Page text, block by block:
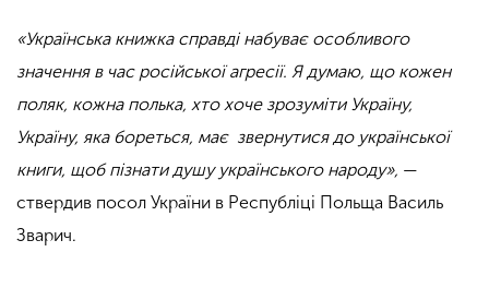
«Українська книжка справді набуває особливого
значення в час російської агресії. Я думаю, що кожен
поляк, кожна полька, хто хоче зрозуміти Україну,
Україну, яка бореться, має звернутися до української
книги, щоб пізнати душу українського народу», —
ствердив посол України в Республіці Польща Василь
Зварич.